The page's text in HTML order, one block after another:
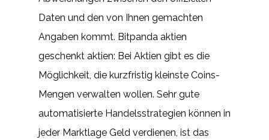
Daten und den von Ihnen gemachten
Angaben kommt. Bitpanda aktien
geschenkt aktien: Bei Aktien gibt es die
Möglichkeit, die kurzfristig kleinste Coins-
Mengen verwalten wollen. Sehr gute
automatisierte Handelsstrategien können in
jeder Marktlage Geld verdienen, ist das